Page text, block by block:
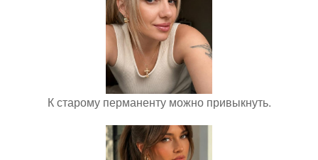
К старому перманенту можно привыкнуть.